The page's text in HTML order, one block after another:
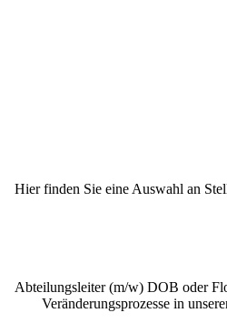
Hier finden Sie eine Auswahl an
Abteilungsleiter (m/w) DOB oder
Veränderungsprozesse in